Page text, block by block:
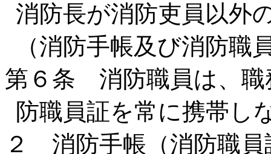
消防長が消防吏員以外
（消防手帳及び消防職
第６条 消防職員は、職
防職員証を常に携帯し
２ 消防手帳（消防職員